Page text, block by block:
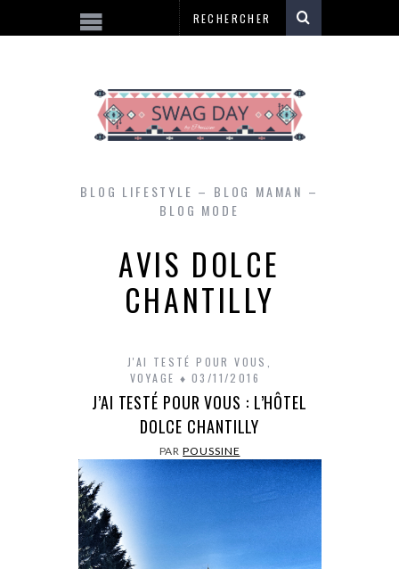
BLOG LIFESTYLE – BLOG MAMAN –
BLOG MODE
AVIS DOLCE
CHANTILLY
J'AI TESTÉ POUR VOUS
VOYAGE
03/11/2016
J’AI TESTÉ POUR VOUS : L’HÔTEL
DOLCE CHANTILLY
PARPOUSSINE